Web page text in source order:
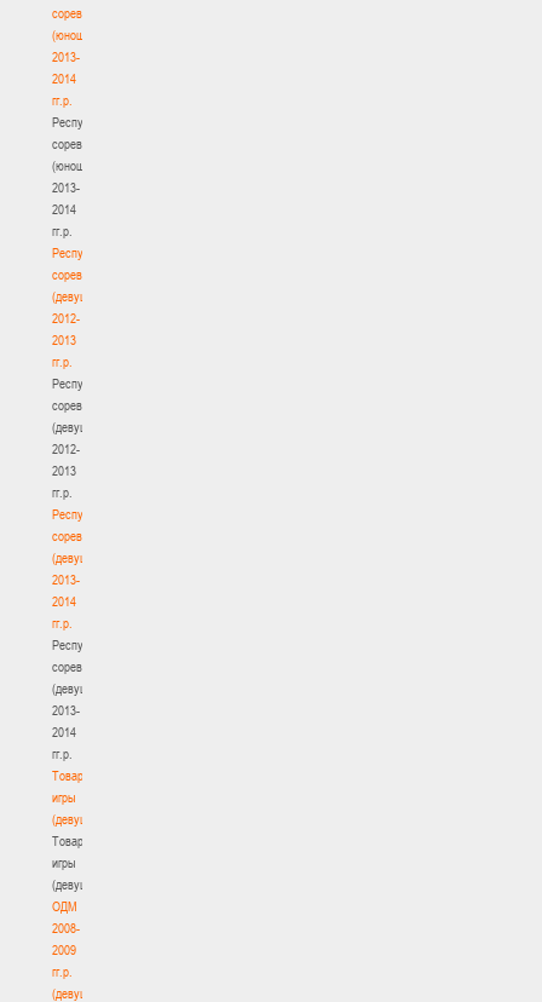
соревнования
(юноши)
2013-
2014
гг.р.
Республиканские
соревнования
(юноши)
2013-
2014
гг.р.
Республиканские
соревнования
(девушки)
2012-
2013
гг.р.
Республиканские
соревнования
(девушки)
2012-
2013
гг.р.
Республиканские
соревнования
(девушки)
2013-
2014
гг.р.
Республиканские
соревнования
(девушки)
2013-
2014
гг.р.
Товарищеские
игры
(девушки)
Товарищеские
игры
(девушки)
ОДМ
2008-
2009
гг.р.
(девушки)